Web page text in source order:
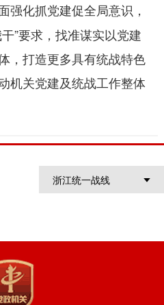
强化抓党建促全局意识，
”要求，找准谋实以党建
， 打造更多具有统战特色
机关党建及统战工作整体
浙江统一战线